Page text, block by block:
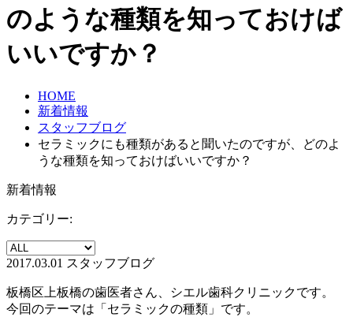
のような種類を知っておけば
いいですか？
HOME
新着情報
スタッフブログ
セラミックにも種類があると聞いたのですが、どのよ
うな種類を知っておけばいいですか？
新着情報
カテゴリー:
2017.03.01 スタッフブログ
板橋区上板橋の歯医者さん、シエル歯科クリニックです。
今回のテーマは「セラミックの種類」です。